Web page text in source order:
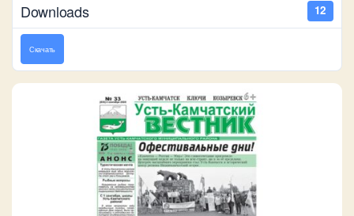
Downloads 12
Скачать